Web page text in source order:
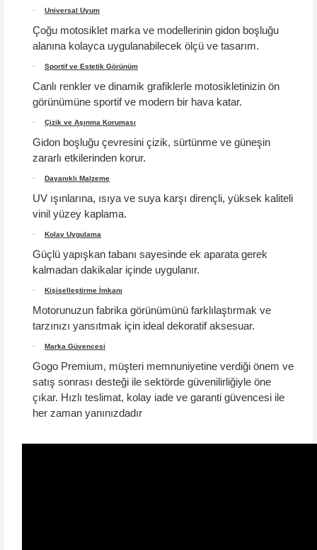
· Universal Uyum
Çoğu motosiklet marka ve modellerinin gidon boşluğu
alanına kolayca uygulanabilecek ölçü ve tasarım.
· Sportif ve Estetik Görünüm
Canlı renkler ve dinamik grafiklerle motosikletinizin ön
görünümüne sportif ve modern bir hava katar.
· Çizik ve Aşınma Koruması
Gidon boşluğu çevresini çizik, sürtünme ve güneşin
zararlı etkilerinden korur.
· Dayanıklı Malzeme
UV ışınlarına, ısıya ve suya karşı dirençli, yüksek kaliteli
vinil yüzey kaplama.
· Kolay Uygulama
Güçlü yapışkan tabanı sayesinde ek aparata gerek
kalmadan dakikalar içinde uygulanır.
· Kişiselleştirme İmkanı
Motorunuzun fabrika görünümünü farklılaştırmak ve
tarzınızı yansıtmak için ideal dekoratif aksesuar.
· Marka Güvencesi
Gogo Premium, müşteri memnuniyetine verdiği önem ve
satış sonrası desteği ile sektörde güvenilirliğiyle öne
çıkar. Hızlı teslimat, kolay iade ve garanti güvencesi ile
her zaman yanınızdadır